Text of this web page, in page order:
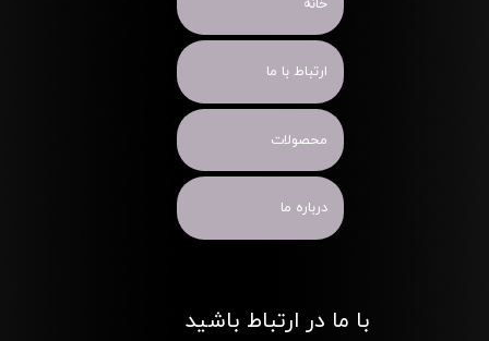
خانه
ارتباط با ما
محصولات
درباره ما
با ما در ارتباط باشید